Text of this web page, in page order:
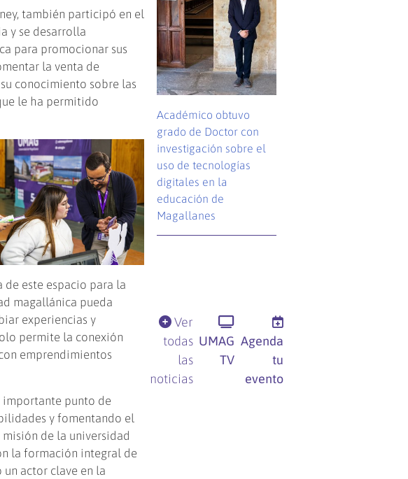
también participó en el
y se desarrolla
para promocionar sus
la venta de
conocimiento sobre las
le ha permitido
este espacio para la
magallánica pueda
experiencias y
permite la conexión
emprendimientos
importante punto de
y fomentando el
de la universidad
la formación integral de
un actor clave en la
Académico obtuvo
grado de Doctor con
investigación sobre el
uso de tecnologías
digitales en la
educación de
Magallanes
Ver
todas
las
noticias
UMAG
TV
Agenda
tu
evento